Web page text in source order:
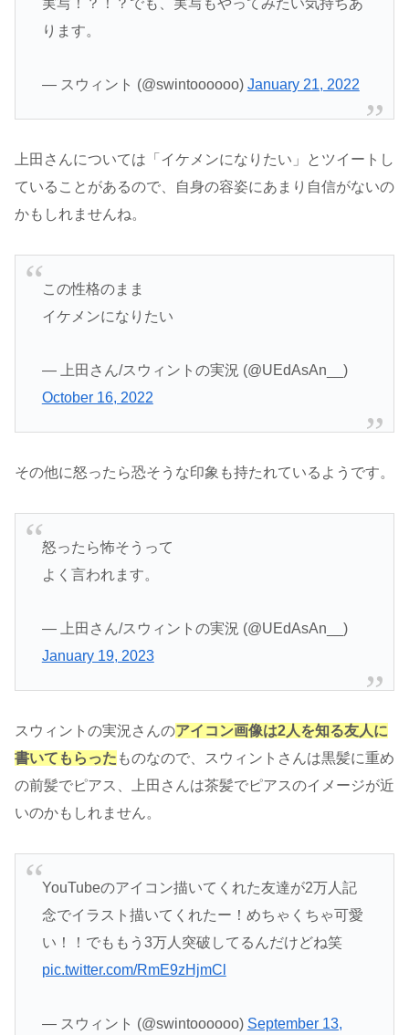
実写！？！？でも、実写もやってみたい気持ちあ
ります。
— スウィント (@swintoooooo) January 21, 2022
上田さんについては「イケメンになりたい」とツイートし
ていることがあるので、自身の容姿にあまり自信がないの
かもしれませんね。
この性格のまま
イケメンになりたい
— 上田さん/スウィントの実況 (@UEdAsAn__)
October 16, 2022
その他に怒ったら恐そうな印象も持たれているようです。
怒ったら怖そうって
よく言われます。
— 上田さん/スウィントの実況 (@UEdAsAn__)
January 19, 2023
スウィントの実況さんのアイコン画像は2人を知る友人に
書いてもらった ものなので、スウィントさんは黒髪に重め
の前髪でピアス、上田さんは茶髪でピアスのイメージが近
いのかもしれません。
YouTubeのアイコン描いてくれた友達が2万人記
念でイラスト描いてくれたー！めちゃくちゃ可愛
い！！でももう3万人突破してるんだけどね笑
pic.twitter.com/RmE9zHjmCl
— スウィント (@swintoooooo) September 13,